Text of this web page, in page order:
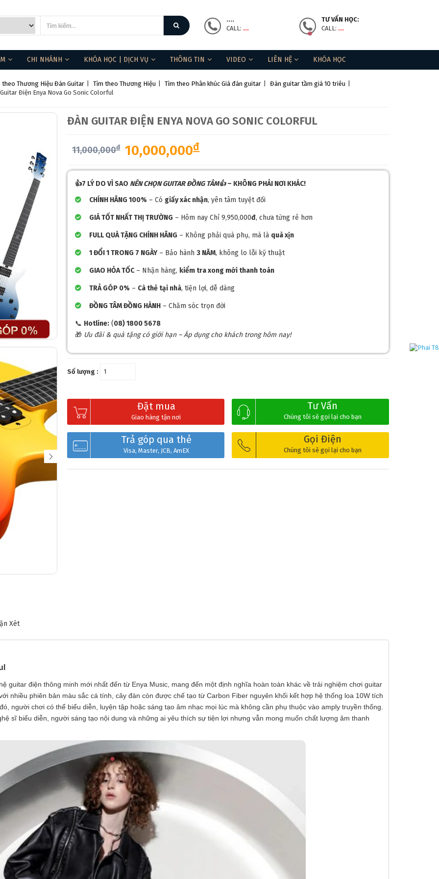
....
CALL: ...
TƯ VẤN HỌC:
CALL: ...
CHI NHÁNH KHÓA HỌC | DỊCH VỤ THÔNG TIN VIDEO LIÊN HỆ KHÓA HỌC
❄
theo Thương Hiệu Đàn Guitar Tìm theo Thương Hiệu Tìm theo Phân khúc Giá đàn guitar Đàn guitar tầm giá 10 triêu
Điện Enya Nova Go Sonic Colorful
ĐÀN GUITAR ĐIỆN ENYA NOVA GO SONIC COLORFUL
11,000,000đ 10,000,000đ
👍7 LÝ DO VÌ SAO NÊN CHỌN GUITAR ĐỒNG TÂM👍– KHÔNG PHẢI NƠI KHÁC!
CHÍNH HÃNG 100% – Có giấy xác nhận, yên tâm tuyệt đối
GIÁ TỐT NHẤT THỊ TRƯỜNG – Hôm nay Chỉ 9,950,000đ, chưa từng rẻ hơn
FULL QUÀ TẶNG CHÍNH HÃNG – Không phải quà phụ, mà là quà xịn
1 ĐỔI 1 TRONG 7 NGÀY– Bảo hành3 NĂM, không lo lỗi kỹ thuật
GIAO HỎA TỐC– Nhận hàng, kiểm tra xong mới thanh toán
TRẢ GÓP 0% – Cà thẻ tại nhà, tiện lợi, dễ dàng
ĐỒNG TÂM ĐỒNG HÀNH – Chăm sóc trọn đời
📞 Hotline: (08) 1800 5678
🎁 Ưu đãi & quà tặng có giới hạn – Áp dụng cho khách trong hôm nay!
Số lượng :
Đặt mua
Giao hàng tận nơi
Tư Vấn
Chúng tôi sẽ gọi lại cho bạn
Trả góp qua thẻ
Visa, Master, JCB, AmEX
Gọi Điện
Chúng tôi sẽ gọi lại cho bạn
Xét
guitar điện thông minh mới nhất đến từ Enya Music, mang đến một định nghĩa hoàn toàn khác về trải nghiệm chơi guitar
nhiều phiên bản màu sắc cá tính, cây đàn còn được chế tạo từ Carbon Fiber nguyên khối kết hợp hệ thống loa 10W tích
người chơi có thể biểu diễn, luyện tập hoặc sáng tạo âm nhạc mọi lúc mà không cần phụ thuộc vào amply truyền thống.
sĩ biểu diễn, người sáng tạo nội dung và những ai yêu thích sự tiện lợi nhưng vẫn mong muốn chất lượng âm thanh